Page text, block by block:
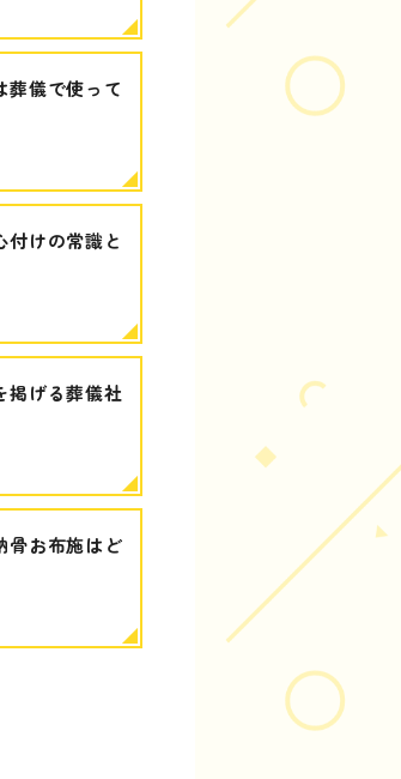
葬儀で使って
付けの常識と
掲げる葬儀社
骨お布施はど